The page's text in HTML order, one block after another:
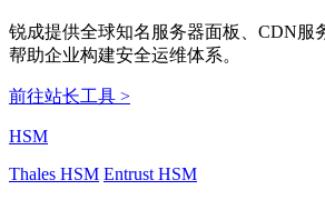
锐成提供全球知名服务器面板、CDN服
帮助企业构建安全运维体系。
前往站长工具 >
HSM
Thales HSM Entrust HSM